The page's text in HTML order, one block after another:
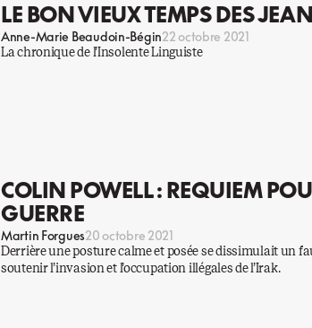
LE BON VIEUX TEMPS DES
Anne-Marie Beaudoin-Bégin22 octobre 2021
La chronique de l’Insolente Linguiste
COLIN POWELL : REQUIEM
GUERRE
Martin Forgues20 octobre 2021
Derrière une posture calme et posée se dissimulait un
soutenir l’invasion et l’occupation illégales de l’Irak.